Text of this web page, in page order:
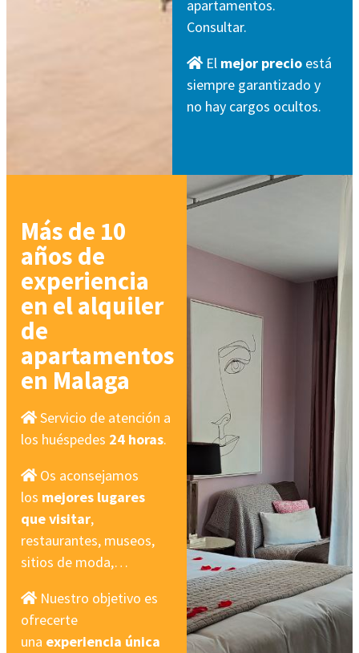
apartamentos.
Consultar.
El mejor precioestá
siempre garantizado y
no hay cargos ocultos.
Más de 10
años de
experiencia
en el alquiler
de
apartamentos
en Malaga
Servicio de atención a
los huéspedes 24 horas.
Os aconsejamos
los mejores lugares
que visitar,
restaurantes, museos,
sitios de moda,…
Nuestro objetivo es
ofrecerte
una experiencia única